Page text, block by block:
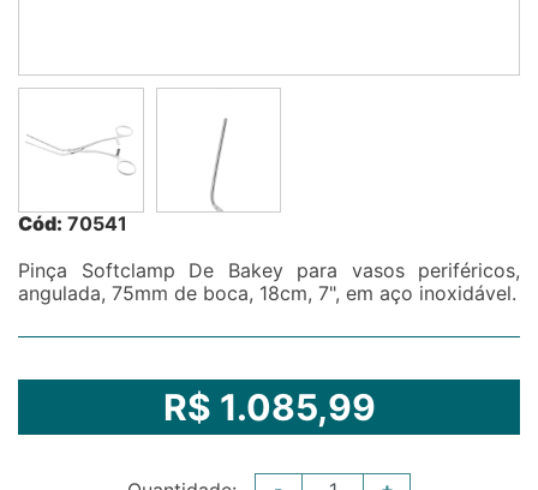
Cód: 70541
Pinça Softclamp De Bakey para vasos periféricos,
angulada, 75mm de boca, 18cm, 7", em aço inoxidável.
R$ 1.085,99